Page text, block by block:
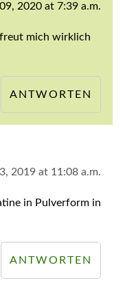
2020 at 7:39 a.m.
freut mich wirklich
ANTWORTEN
2019 at 11:08 a.m.
in Pulverform in
ANTWORTEN